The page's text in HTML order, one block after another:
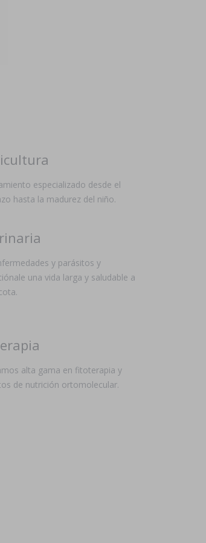
especializado desde el
hasta la madurez del niño.
y parásitos y
una vida larga y saludable a
alta gama en fitoterapia y
de nutrición ortomolecular.